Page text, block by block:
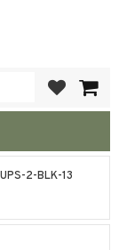
2-BLK-13